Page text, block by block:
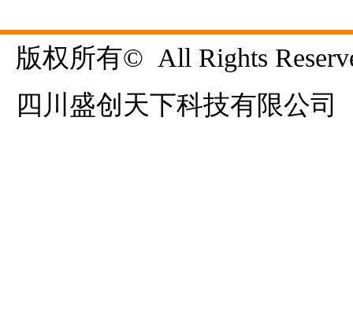
版权所有©  All Rights